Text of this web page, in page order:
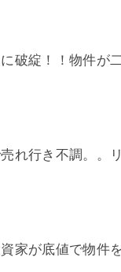
破綻！！物件が
れ行き不調。。
家が底値で物件